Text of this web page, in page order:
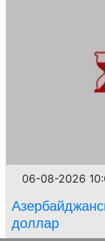
06-08-2026
доллар